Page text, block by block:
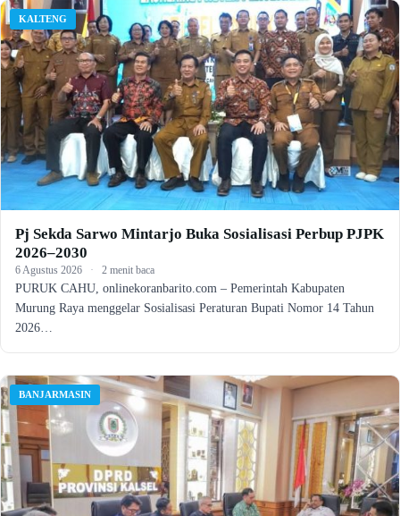
KALTENG
Pj Sekda Sarwo Mintarjo Buka Sosialisasi Perbup PJPK
2026–2030
6 Agustus 2026 · 2 menit baca
PURUK CAHU, onlinekoranbarito.com – Pemerintah Kabupaten
Murung Raya menggelar Sosialisasi Peraturan Bupati Nomor 14 Tahun
2026…
BANJARMASIN